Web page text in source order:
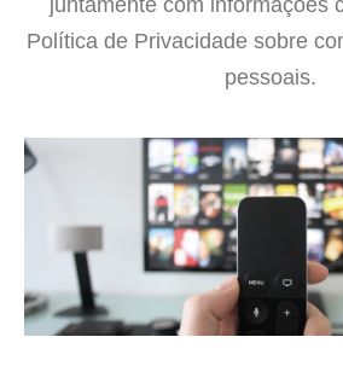
juntamente com informações
Política de Privacidade sobre
pessoais.